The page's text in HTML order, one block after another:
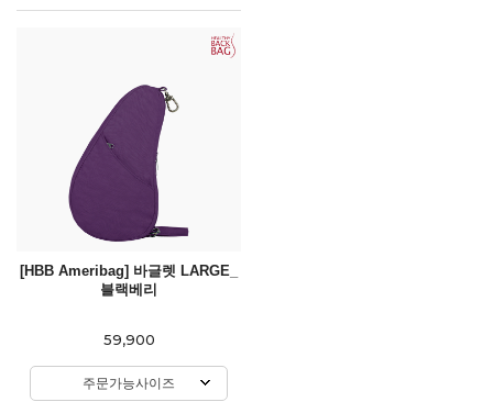
[HBB Ameribag] 바글렛 LARGE_
블랙베리
59,900
주문가능사이즈